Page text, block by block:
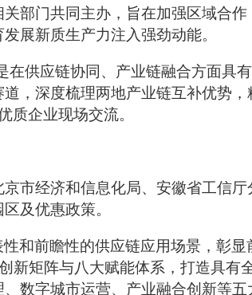
部门共同主办，旨在加强区域合
展新质生产力注入强劲动能。
供应链协同、产业链融合方面具
，深度梳理两地产业链互补优势
企业现场交流。
市经济和信息化局、安徽省工信厅
及优惠政策。
和前瞻性的供应链应用场景，彰
新矩阵与八大赋能体系，打造具有
数字城市运营、产业融合创新等